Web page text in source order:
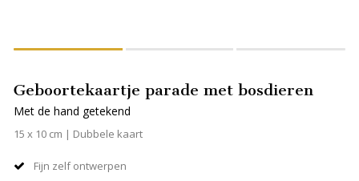
Geboortekaartje parade met bosdieren
Met de hand getekend
15 x 10 cm | Dubbele kaart
Fijn zelf ontwerpen